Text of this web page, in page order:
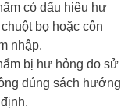
có dấu hiệu hư
bọ hoặc côn
nhập.
bị hư hỏng do sử
đúng sách hướng